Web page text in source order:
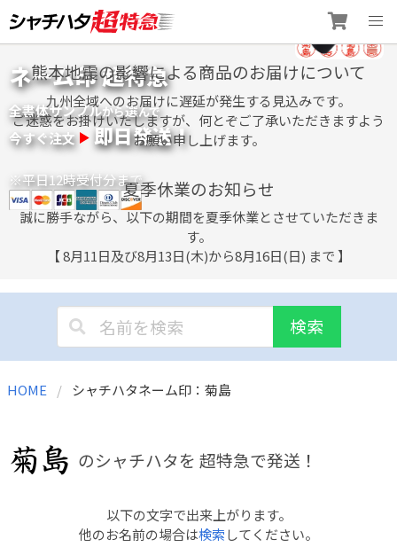
to
content
ネーム印 超特急
全書体サンプルから選んで
今すぐ注文 即日発送！
※平日12時受付分まで
熊本地震の影響による商品のお届けについて
九州全域へのお届けに遅延が発生する見込みです。
ご迷惑をお掛けいたしますが、何とぞご了承いただきますよう
お願い申し上げます。
夏季休業のお知らせ
誠に勝手ながら、以下の期間を夏季休業とさせていただきま
す。
【 8月11日及び8月13日(木)から8月16日(日) まで 】
検索
HOME シャチハタネーム印：菊島
のシャチハタを 超特急で発送！
以下の文字で出来上がります。
他のお名前の場合は検索してください。